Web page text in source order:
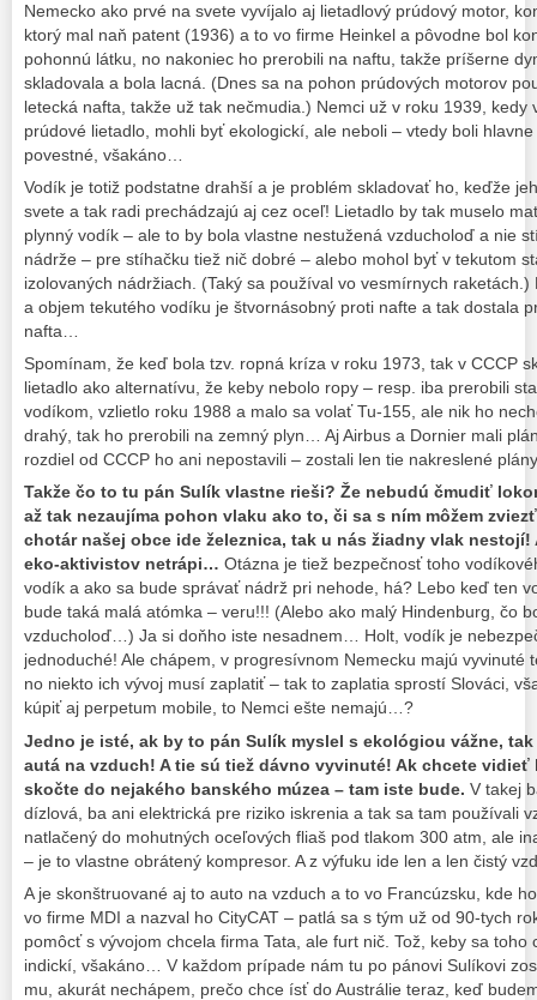
Nemecko ako prvé na svete vyvíjalo aj lietadlový prúdový motor,
ktorý mal naň patent (1936) a to vo firme Heinkel a pôvodne bol
pohonnú látku, no nakoniec ho prerobili na naftu, takže príšerne
skladovala a bola lacná. (Dnes sa na pohon prúdových motorov
letecká nafta, takže už tak nečmudia.) Nemci už v roku 1939, kedy
prúdové lietadlo, mohli byť ekologickí, ale neboli – vtedy boli
povestné, všakáno…
Vodík je totiž podstatne drahší a je problém skladovať ho, keďže
svete a tak radi prechádzajú aj cez oceľ! Lietadlo by tak muselo
plynný vodík – ale to by bola vlastne nestužená vzducholoď a nie
nádrže – pre stíhačku tiež nič dobré – alebo mohol byť v tekutom
izolovaných nádržiach. (Taký sa používal vo vesmírnych
a objem tekutého vodíku je štvornásobný proti nafte a tak dostala
nafta…
Spomínam, že keď bola tzv. ropná kríza v roku 1973, tak v CCCP
lietadlo ako alternatívu, že keby nebolo ropy – resp. iba prerobili
vodíkom, vzlietlo roku 1988 a malo sa volať Tu-155, ale nik ho
drahý, tak ho prerobili na zemný plyn… Aj Airbus a Dornier mali
rozdiel od CCCP ho ani nepostavili – zostali len tie nakreslené
Takže čo to tu pán Sulík vlastne rieši? Že nebudú čmudiť
až tak nezaujíma pohon vlaku ako to, či sa s ním môžem
chotár našej obce ide železnica, tak u nás žiadny vlak
eko-aktivistov netrápi… Otázna je tiež bezpečnosť toho
vodík a ako sa bude správať nádrž pri nehode, há? Lebo keď ten
bude taká malá atómka – veru!!! (Alebo ako malý Hindenburg, čo
vzducholoď…) Ja si doňho iste nesadnem… Holt, vodík je
jednoduché! Ale chápem, v progresívnom Nemecku majú vyvinuté
no niekto ich vývoj musí zaplatiť – tak to zaplatia sprostí Slováci,
kúpiť aj perpetum mobile, to Nemci ešte nemajú…?
Jedno je isté, ak by to pán Sulík myslel s ekológiou vážne,
autá na vzduch! A tie sú tiež dávno vyvinuté! Ak chcete
skočte do nejakého banského múzea – tam iste bude. V takej
dízlová, ba ani elektrická pre riziko iskrenia a tak sa tam používali
natlačený do mohutných oceľových fliaš pod tlakom 300 atm, ale
– je to vlastne obrátený kompresor. A z výfuku ide len a len čistý
A je skonštruované aj to auto na vzduch a to vo Francúzsku, kde
vo firme MDI a nazval ho CityCAT – patlá sa s tým už od 90-tych
pomôcť s vývojom chcela firma Tata, ale furt nič. Tož, keby sa toho
indickí, všakáno… V každom prípade nám tu po pánovi Sulíkovi
mu, akurát nechápem, prečo chce ísť do Austrálie teraz, keď